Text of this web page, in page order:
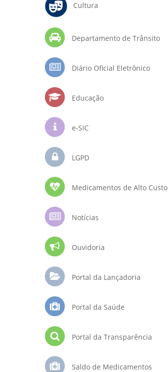
Cultura
Departamento de Trânsito
Diário Oficial Eletrônico
Educação
e-SIC
LGPD
Medicamentos de Alto Custo
Notícias
Ouvidoria
Portal da Lançadoria
Portal da Saúde
Portal da Transparência
Saldo de Medicamentos